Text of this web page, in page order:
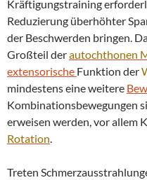
Kräftigungstraining
Reduzierung überhöhter
der Beschwerden bringen.
Großteil derautochthonen
extensorische Funktion der
mindestens eine weitere
Kombinationsbewegungen
erweisen werden, vor allem
Rotation.
Treten